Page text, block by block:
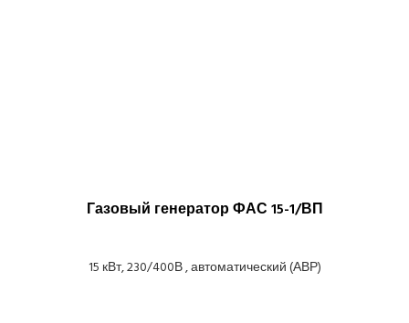
Газовый генератор ФАС 15-1/ВП
15 кВт, 230/400В , автоматический (АВР)